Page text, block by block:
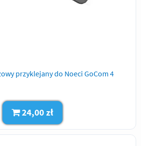
przyklejany do Noeci GoCom 4
24,00 zł